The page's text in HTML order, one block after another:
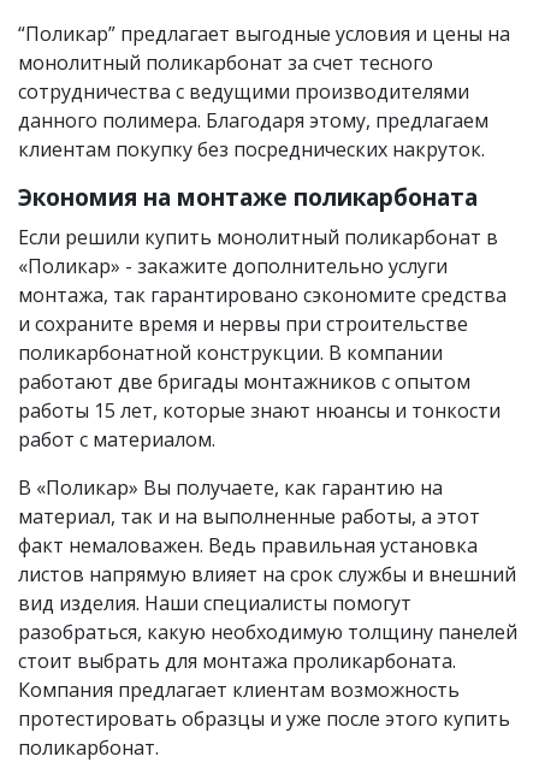
“Поликар” предлагает выгодные условия и цены на
монолитный поликарбонат за счет тесного
сотрудничества с ведущими производителями
данного полимера. Благодаря этому, предлагаем
клиентам покупку без посреднических накруток.
Экономия на монтаже поликарбоната
Если решили купить монолитный поликарбонат в
«Поликар» - закажите дополнительно услуги
монтажа, так гарантировано сэкономите средства
и сохраните время и нервы при строительстве
поликарбонатной конструкции. В компании
работают две бригады монтажников с опытом
работы 15 лет, которые знают нюансы и тонкости
работ с материалом.
В «Поликар» Вы получаете, как гарантию на
материал, так и на выполненные работы, а этот
факт немаловажен. Ведь правильная установка
листов напрямую влияет на срок службы и внешний
вид изделия. Наши специалисты помогут
разобраться, какую необходимую толщину панелей
стоит выбрать для монтажа проликарбоната.
Компания предлагает клиентам возможность
протестировать образцы и уже после этого купить
поликарбонат.